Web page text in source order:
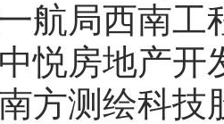
航局西南工
悦房地产开
方测绘科技